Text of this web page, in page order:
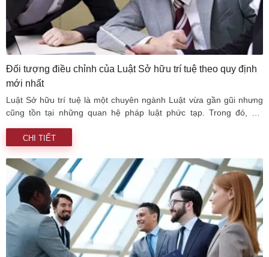
Đối tượng điều chỉnh của Luật Sở hữu trí tuệ theo quy định
mới nhất
Luật Sở hữu trí tuệ là một chuyên ngành Luật vừa gần gũi nhưng
cũng tồn tại những quan hệ pháp luật phức tạp. Trong đó, đối
quan trọng và phức tạp khi tìm hiểu Luật Sở hữu trí tuệ. Bài viết
này cung cấp kiến thức về đối tượng điều chỉnh của luật sở hữu trí
tuệ và một số bình luận của người viết.
CHI TIẾT